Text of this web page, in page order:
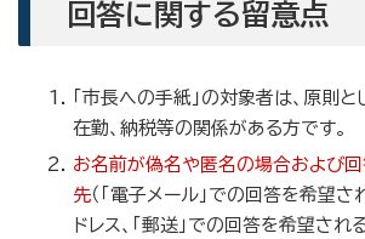
回答に関する留意点
「市長への手紙」の対象者は、原則と
在勤、納税等の関係がある方です。
お名前が偽名や匿名の場合および
先（「電子メール」での回答を希望
ドレス、「郵送」での回答を希望され